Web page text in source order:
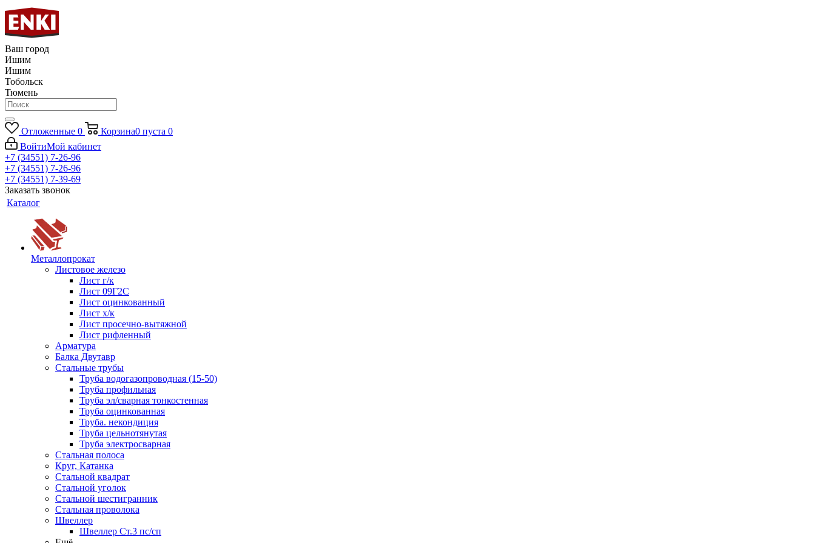
Ваш город
Ишим
Ишим
Тобольск
Тюмень
Отложенные 0 Корзина0 пуста 0
ВойтиМой кабинет
+7 (34551) 7-26-96
+7 (34551) 7-26-96
+7 (34551) 7-39-69
Заказать звонок
Каталог
Металлопрокат
Листовое железо
Лист г/к
Лист 09Г2С
Лист оцинкованный
Лист х/к
Лист просечно-вытяжной
Лист рифленный
Арматура
Балка Двутавр
Стальные трубы
Труба водогазопроводная (15-50)
Труба профильная
Труба эл/сварная тонкостенная
Труба оцинкованная
Труба. некондиция
Труба цельнотянутая
Труба электросварная
Стальная полоса
Круг, Катанка
Стальной квадрат
Стальной уголок
Стальной шестигранник
Стальная проволока
Швеллер
Швеллер Ст.3 пс/сп